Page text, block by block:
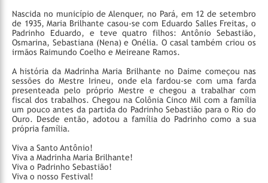
Nascida no município de Alenquer, no Pará, em 12 de setembro
de 1935, Maria Brilhante casou-se com Eduardo Salles Freitas, o
Padrinho Eduardo, e teve quatro filhos: Antônio Sebastião,
Osmarina, Sebastiana (Nena) e Onélia. O casal também criou os
irmãos Raimundo Coelho e Meireane Ramos.
A história da Madrinha Maria Brilhante no Daime começou nas
sessões do Mestre Irineu, onde ela fardou-se com uma farda
presenteada pelo próprio Mestre e chegou a trabalhar com
fiscal dos trabalhos. Chegou na Colônia Cinco Mil com a família
um pouco antes da partida do Padrinho Sebastião para o Rio do
Ouro. Desde então, adotou a família do Padrinho como a sua
própria família.
Viva a Santo Antônio!
Viva a Madrinha Maria Brilhante!
Viva o Padrinho Sebastião!
Viva o nosso Festival!